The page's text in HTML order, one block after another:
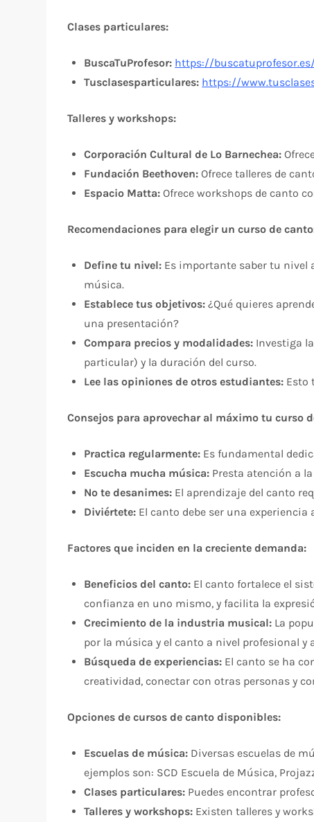
Clases particulares:
BuscaTuProfesor: https://buscatuprofesor.es/
Tusclasesparticulares: https://
Talleres y workshops:
Corporación Cultural de Lo Barnechea:
Fundación Beethoven: Ofrece talleres de
Espacio Matta: Ofrece workshops de canto
Recomendaciones para elegir un curso de
Define tu nivel: Es importante saber tu nivel
música.
Establece tus objetivos: ¿Qué quieres
una presentación?
Compara precios y modalidades: Investiga
particular) y la duración del curso.
Lee las opiniones de otros estudiantes: Esto
Consejos para aprovechar al máximo tu curso
Practica regularmente: Es fundamental
Escucha mucha música: Presta atención a
No te desanimes: El aprendizaje del canto
Diviértete: El canto debe ser una
Factores que inciden en la creciente demanda:
Beneficios del canto: El canto fortalece el
confianza en uno mismo, y facilita la
Crecimiento de la industria musical: La
por la música y el canto a nivel profesional y
Búsqueda de experiencias: El canto se ha
creatividad, conectar con otras personas y
Opciones de cursos de canto disponibles:
Escuelas de música: Diversas escuelas de
ejemplos son: SCD Escuela de Música,
Clases particulares: Puedes encontrar
Talleres y workshops: Existen talleres y